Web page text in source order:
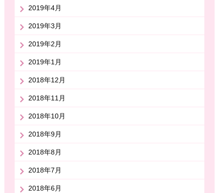
2019年4月
2019年3月
2019年2月
2019年1月
2018年12月
2018年11月
2018年10月
2018年9月
2018年8月
2018年7月
2018年6月